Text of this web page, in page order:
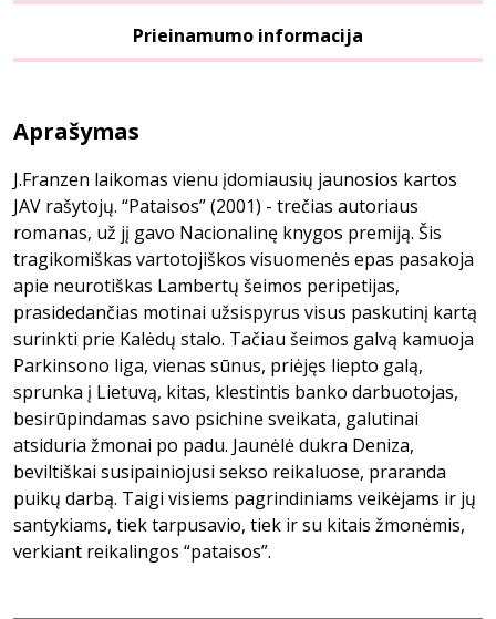
Prieinamumo informacija
Aprašymas
J.Franzen laikomas vienu įdomiausių jaunosios kartos
JAV rašytojų. “Pataisos” (2001) - trečias autoriaus
romanas, už jį gavo Nacionalinę knygos premiją. Šis
tragikomiškas vartotojiškos visuomenės epas pasakoja
apie neurotiškas Lambertų šeimos peripetijas,
prasidedančias motinai užsispyrus visus paskutinį kartą
surinkti prie Kalėdų stalo. Tačiau šeimos galvą kamuoja
Parkinsono liga, vienas sūnus, priėjęs liepto galą,
sprunka į Lietuvą, kitas, klestintis banko darbuotojas,
besirūpindamas savo psichine sveikata, galutinai
atsiduria žmonai po padu. Jaunėlė dukra Deniza,
beviltiškai susipainiojusi sekso reikaluose, praranda
puikų darbą. Taigi visiems pagrindiniams veikėjams ir jų
santykiams, tiek tarpusavio, tiek ir su kitais žmonėmis,
verkiant reikalingos “pataisos”.